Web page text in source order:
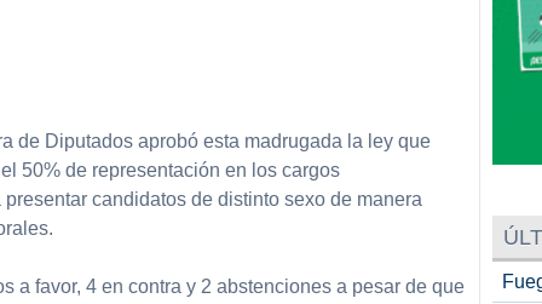
de Diputados aprobó esta madrugada la ley que
50% de representación en los cargos
candidatos de distinto sexo de manera
a favor, 4 en contra y 2 abstenciones a pesar de que